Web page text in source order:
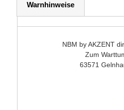
Warnhinweise
NBM by AKZENT
Zum
63571